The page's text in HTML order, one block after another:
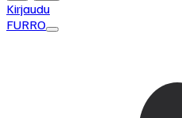
Kirjaudu
FURRO